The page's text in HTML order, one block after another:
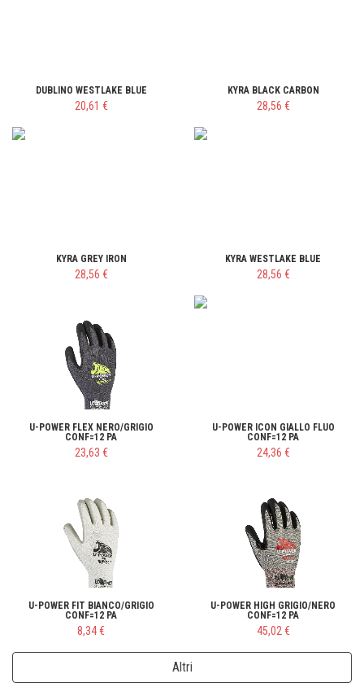
DUBLINO WESTLAKE BLUE
20,61 €
KYRA BLACK CARBON
28,56 €
KYRA GREY IRON
28,56 €
KYRA WESTLAKE BLUE
28,56 €
U-POWER FLEX NERO/GRIGIO
CONF=12 PA
23,63 €
U-POWER ICON GIALLO FLUO
CONF=12 PA
24,36 €
U-POWER FIT BIANCO/GRIGIO
CONF=12 PA
8,34 €
U-POWER HIGH GRIGIO/NERO
CONF=12 PA
45,02 €
Altri